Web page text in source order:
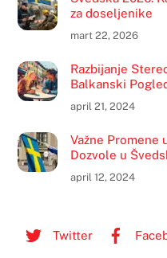
za doseljenike
mart 22, 2026
Razbijanje
Balkanski
april 21, 2024
Važne Promene
Dozvole u
april 12, 2024
Twitter